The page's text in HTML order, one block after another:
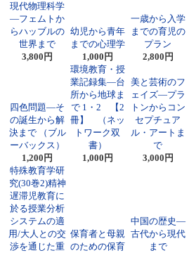
現代物理科学
―フェムトか
らハッブルの
世界まで
3,800円
幼児から青年
までの心理学
1,000円
一歳から入学
までの育児の
プラン
2,800円
四色問題―そ
の誕生から解
決まで （ブル
ーバックス）
1,200円
環境教育・授
業記録集―台
所から地球ま
で 1・2 【2
冊】 （ネッ
トワーク双
書）
1,000円
美と芸術のフ
ェイズ―プラ
トンからコン
セプチュア
ル・アートま
で
3,000円
特殊教育学研
究(30巻2)精神
遅滞児教育に
於る授業分析
システムの適
用/大人との交
渉を通じた重
保育者と母親
のための保育
中国の歴史―
古代から現代
まで